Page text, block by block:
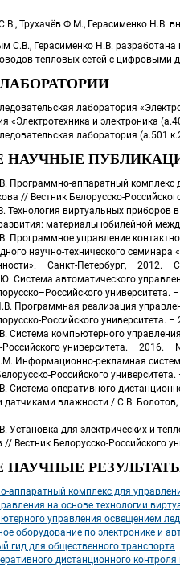
Трухачёв Ф.М., Герасименко Н.В.
С.В., Герасименко Н.В.
тепловых сетей с цифровыми
лаборатория
«Электротехника и электроника
лаборатория (а.501
НАУЧНЫЕ
Программно-аппаратный комплекс
// Вестник Белорусско-
Технология виртуальных приборов
материалы юбилейной
Программное управление
научно-технического семинара
– Санкт-Петербург, – 2012. –
Система автоматического
Программная реализация
Российского университета.
Система компьютерного
Российского университета. – 2016. –
Информационно-рекламная
Российского
Система оперативного
влажности / С.В. Болотов,
Установка для электрических и
// Вестник Белорусско-Российского
аппаратный комплекс для
на основе технологии
управления освещением
оборудование по электронике и
гид для общественного транспорта
дистанционного